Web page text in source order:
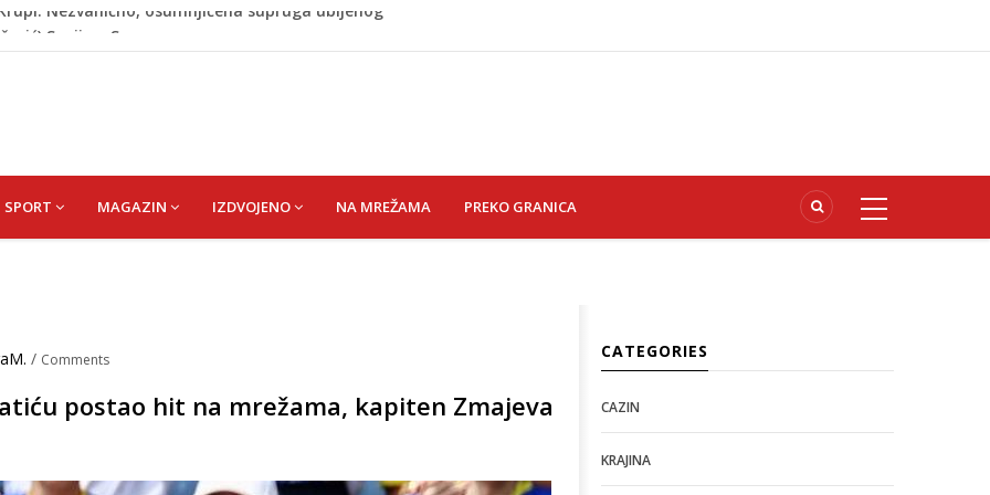
Senija – Sena
obilježavanja godišnjice: "Doživjela sam poniženje
sinu"
Nezvanično, osumnjičena supruga ubijenog
SPORT MAGAZIN IZDVOJENO NA MREŽAMA PREKO GRANICA
/ Comments
postao hit na mrežama, kapiten Zmajeva
CATEGORIES
CAZIN
KRAJINA